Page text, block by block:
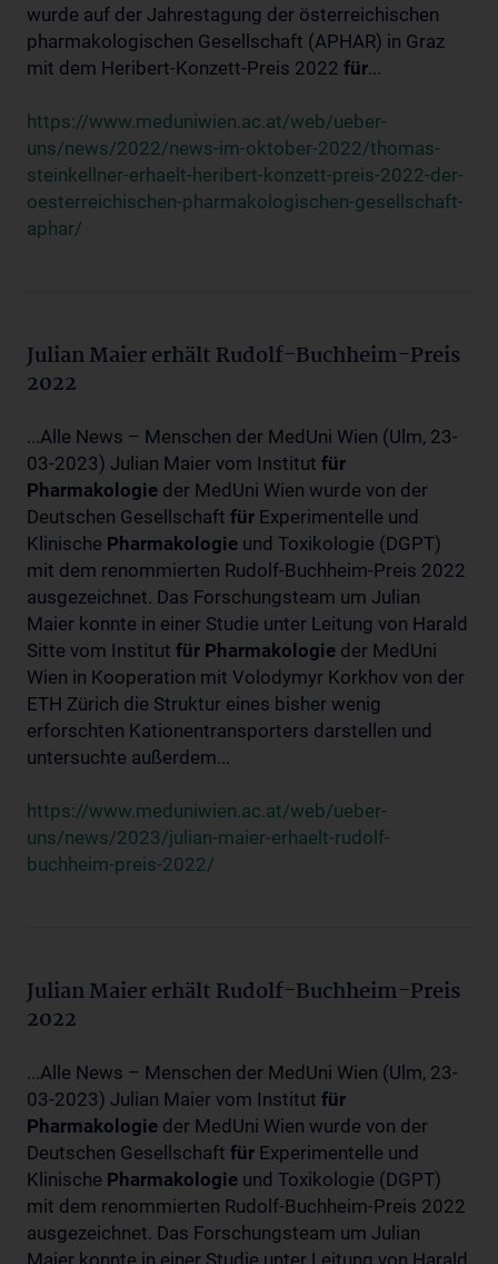
wurde auf der Jahrestagung der österreichischen
pharmakologischen Gesellschaft (APHAR) in Graz
mit dem Heribert-Konzett-Preis 2022 für...
https://www.meduniwien.ac.at/web/ueber-
uns/news/2022/news-im-oktober-2022/thomas-
steinkellner-erhaelt-heribert-konzett-preis-2022-der-
oesterreichischen-pharmakologischen-gesellschaft-
aphar/
Julian Maier erhält Rudolf-Buchheim-Preis
2022
...Alle News – Menschen der MedUni Wien (Ulm, 23-
03-2023) Julian Maier vom Institut für
Pharmakologie der MedUni Wien wurde von der
Deutschen Gesellschaft für Experimentelle und
Klinische Pharmakologie und Toxikologie (DGPT)
mit dem renommierten Rudolf-Buchheim-Preis 2022
ausgezeichnet. Das Forschungsteam um Julian
Maier konnte in einer Studie unter Leitung von Harald
Sitte vom Institut für Pharmakologie der MedUni
Wien in Kooperation mit Volodymyr Korkhov von der
ETH Zürich die Struktur eines bisher wenig
erforschten Kationentransporters darstellen und
untersuchte außerdem...
https://www.meduniwien.ac.at/web/ueber-
uns/news/2023/julian-maier-erhaelt-rudolf-
buchheim-preis-2022/
Julian Maier erhält Rudolf-Buchheim-Preis
2022
...Alle News – Menschen der MedUni Wien (Ulm, 23-
03-2023) Julian Maier vom Institut für
Pharmakologie der MedUni Wien wurde von der
Deutschen Gesellschaft für Experimentelle und
Klinische Pharmakologie und Toxikologie (DGPT)
mit dem renommierten Rudolf-Buchheim-Preis 2022
ausgezeichnet. Das Forschungsteam um Julian
Maier konnte in einer Studie unter Leitung von Harald